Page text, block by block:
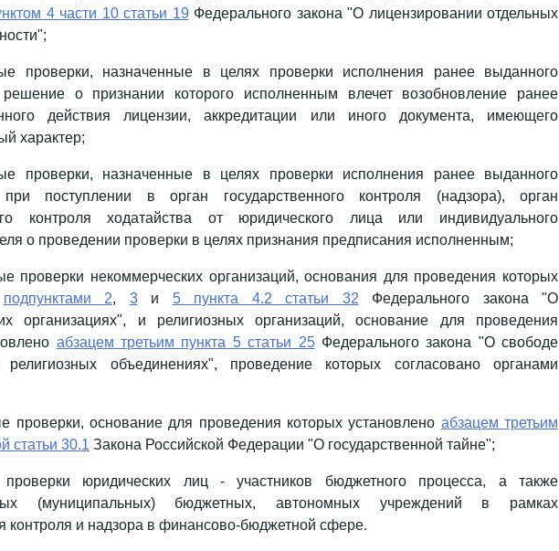
4 части 10 статьи 19 Федерального закона "О лицензировании отдельных
проверки, назначенные в целях проверки исполнения ранее выданного
решение о признании которого исполненным влечет возобновление ранее
действия лицензии, аккредитации или иного документа, имеющего
характер;
проверки, назначенные в целях проверки исполнения ранее выданного
при поступлении в орган государственного контроля (надзора), орган
контроля ходатайства от юридического лица или индивидуального
о проведении проверки в целях признания предписания исполненным;
проверки некоммерческих организаций, основания для проведения которых
подпунктами 2, 3и 5 пункта 4.2 статьи 32 Федерального закона "О
организациях", и религиозных организаций, основание для проведения
абзацем третьим пункта 5 статьи 25Федерального закона "О свободе
объединениях", проведение которых согласовано органами
проверки, основание для проведения которых установлено абзацем третьим
статьи 30.1 Закона Российской Федерации "О государственной тайне";
юридических лиц - участников бюджетного процесса, а также
(муниципальных) бюджетных, автономных учреждений в рамках
контроля и надзора в финансово-бюджетной сфере.